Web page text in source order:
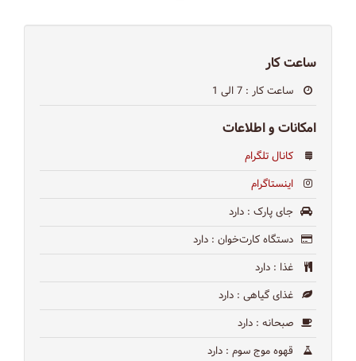
ساعت کار
ساعت کار : 7 الی 1
امکانات و اطلاعات
کانال تلگرام
اینستاگرام
جای پارک : دارد
دستگاه کارت‌خوان : دارد
غذا : دارد
غذای گیاهی : دارد
صبحانه : دارد
قهوه موج سوم : دارد